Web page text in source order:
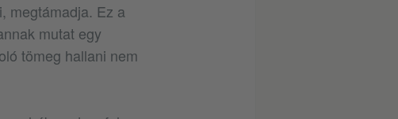
megtámadja. Ez a
mutat egy
tömeg hallani nem